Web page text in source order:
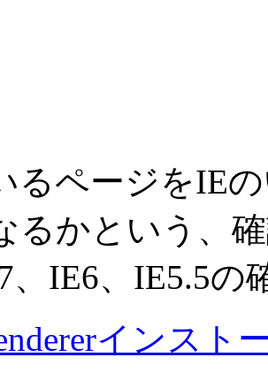
るページをIE
るかという、
、IE6、IE5.5の
インスト